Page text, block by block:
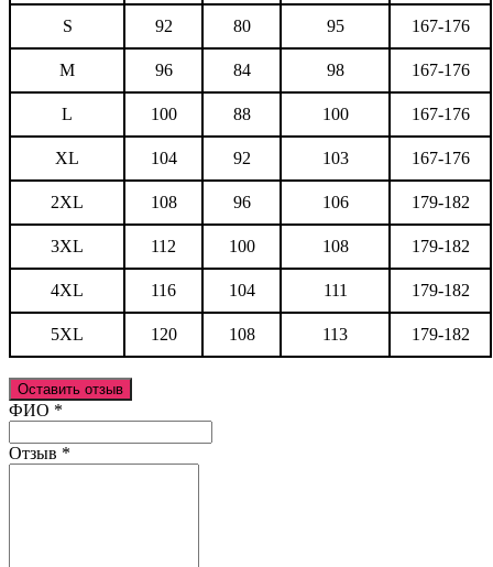
S 92 80 95 167-176
M 96 84 98 167-176
L 100 88 100 167-176
XL 104 92 103 167-176
2XL 108 96 106 179-182
3XL 112 100 108 179-182
4XL 116 104 111 179-182
5XL 120 108 113 179-182
Оставить отзыв
Ваш отзыв был отправлен!
ФИО *
Отзыв *